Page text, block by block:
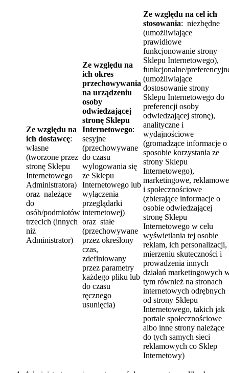
Ze względu na
ich dostawcę:
własne
(tworzone przez
stronę Sklepu
Internetowego
Administratora)
oraz należące
do
osób/podmiotów
trzecich (innych
niż
Administrator)
Ze względu na
ich okres
przechowywania
na urządzeniu
osoby
odwiedzającej
stronę Sklepu
Internetowego:
sesyjne
(przechowywane
do czasu
wylogowania się
ze Sklepu
Internetowego lub
wyłączenia
przeglądarki
internetowej)
oraz stałe
(przechowywane
przez określony
czas,
zdefiniowany
przez parametry
każdego pliku lub
do czasu
ręcznego
usunięcia)
Ze względu na cel ich
stosowania: niezbędne
(umożliwiające
prawidłowe
funkcjonowanie strony
Sklepu Internetowego),
funkcjonalne/
(umożliwiające
dostosowanie strony
Sklepu Internetowego do
preferencji osoby
odwiedzającej stronę),
analityczne i
wydajnościowe
(gromadzące informacje o
sposobie korzystania ze
strony Sklepu
Internetowego),
marketingowe, reklamowe
i społecznościowe
(zbierające informacje o
osobie odwiedzającej
stronę Sklepu
Internetowego w celu
wyświetlania tej osobie
reklam, ich personalizacji,
mierzeniu skuteczności i
prowadzenia innych
działań marketingowych
tym również na stronach
internetowych odrębnych
od strony Sklepu
Internetowego, takich jak
portale społecznościowe
albo inne strony należące
do tych samych sieci
reklamowych co Sklep
Internetowy)